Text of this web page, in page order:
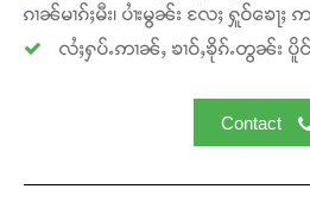
ၵၢၼ်မၢၵ်ႈမီး၊ ပၢႆးမွၼ်း လႄႈ ႁူဝ်ၶေႃႈ
လႆႈႁပ်ႉဢၢၼ်ႇ ၶၢဝ်ႇၶိုၵ်ႉတွၼ်း
Contact